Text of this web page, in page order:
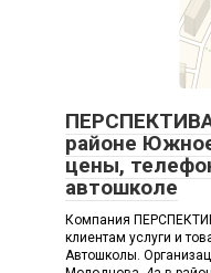
районе
цены,
автошколе
Компания
клиентам услуги и
Автошколы.